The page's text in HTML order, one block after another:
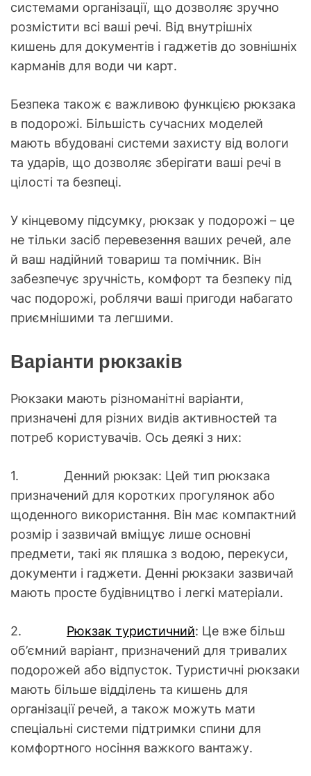
системами організації, що дозволяє зручно
розмістити всі ваші речі. Від внутрішніх
кишень для документів і гаджетів до зовнішніх
карманів для води чи карт.
Безпека також є важливою функцією рюкзака
в подорожі. Більшість сучасних моделей
мають вбудовані системи захисту від вологи
та ударів, що дозволяє зберігати ваші речі в
цілості та безпеці.
У кінцевому підсумку, рюкзак у подорожі – це
не тільки засіб перевезення ваших речей, але
й ваш надійний товариш та помічник. Він
забезпечує зручність, комфорт та безпеку під
час подорожі, роблячи ваші пригоди набагато
приємнішими та легшими.
Варіанти рюкзаків
Рюкзаки мають різноманітні варіанти,
призначені для різних видів активностей та
потреб користувачів. Ось деякі з них:
1. Денний рюкзак: Цей тип рюкзака
призначений для коротких прогулянок або
щоденного використання. Він має компактний
розмір і зазвичай вміщує лише основні
предмети, такі як пляшка з водою, перекуси,
документи і гаджети. Денні рюкзаки зазвичай
мають просте будівництво і легкі матеріали.
2. Рюкзак туристичний: Це вже більш
об’ємний варіант, призначений для тривалих
подорожей або відпусток. Туристичні рюкзаки
мають більше відділень та кишень для
організації речей, а також можуть мати
спеціальні системи підтримки спини для
комфортного носіння важкого вантажу.